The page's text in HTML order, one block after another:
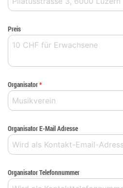
Preis
Organisator*
Organisator E-Mail Adresse
Organisator Telefonnummer